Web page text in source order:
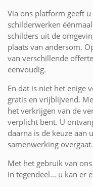
Via ons platform geeft
schilderwerken
schilders uit de
plaats van andersom.
van verschillende
eenvoudig.
En dat is niet het enige
gratis en vrijblijvend.
het verkrijgen van de
verplicht bent. U
daarna is de keuze aan
samenwerking overgaat.
Met het gebruik van
in tegendeel... u kan er